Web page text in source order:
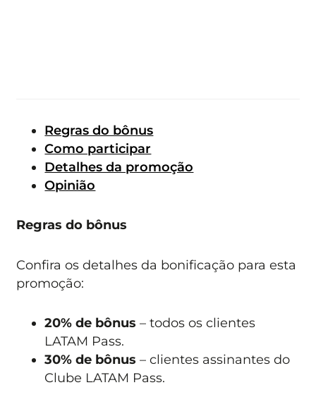
Regras do bônus
Como participar
Detalhes da promoção
Opinião
Regras do bônus
Confira os detalhes da bonificação para esta
promoção:
20% de bônus – todos os clientes
LATAM Pass.
30% de bônus – clientes assinantes do
Clube LATAM Pass.